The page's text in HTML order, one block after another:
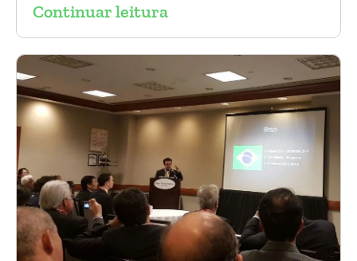
sobre a experiência brasileira no tratamento
multilayer. Mais de 200 pacientes operados
sem nenhum caso de paraplegia!
Continuar leitura